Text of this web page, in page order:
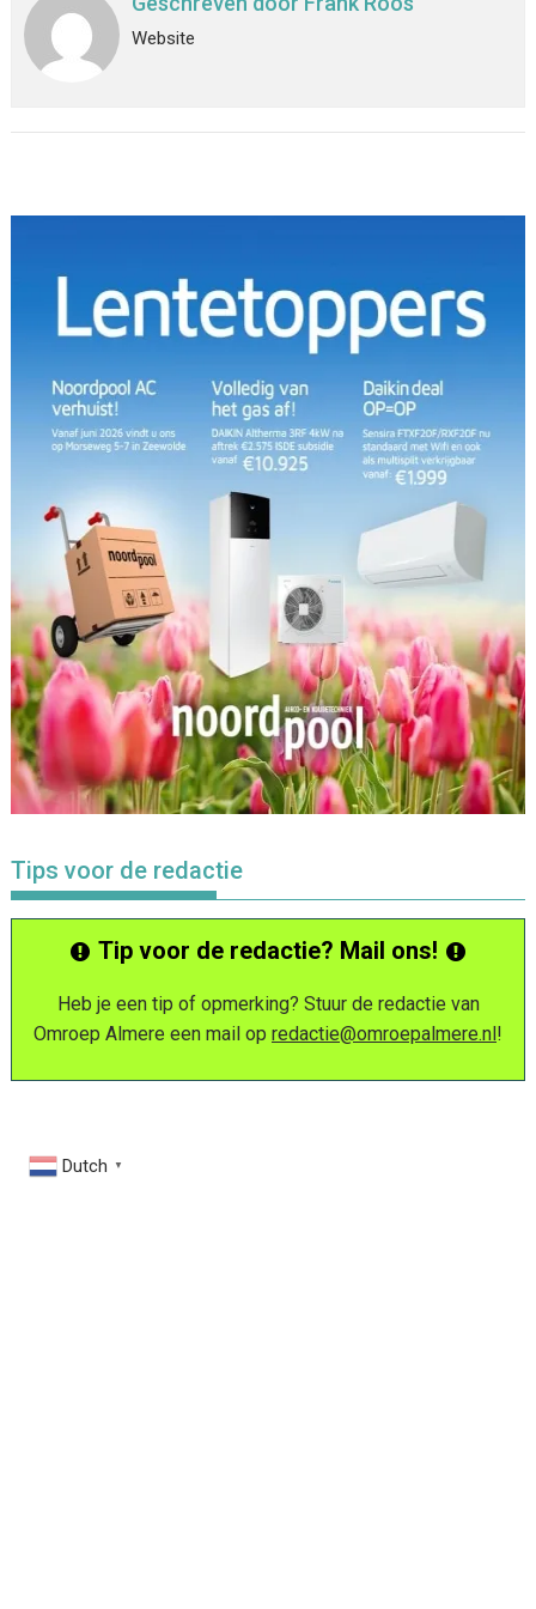
Website
Tips voor de redactie
Tip voor de redactie? Mail ons!
Heb je een tip of opmerking? Stuur de redactie van
Omroep Almere een mail op redactie@omroepalmere.nl!
Dutch ▼